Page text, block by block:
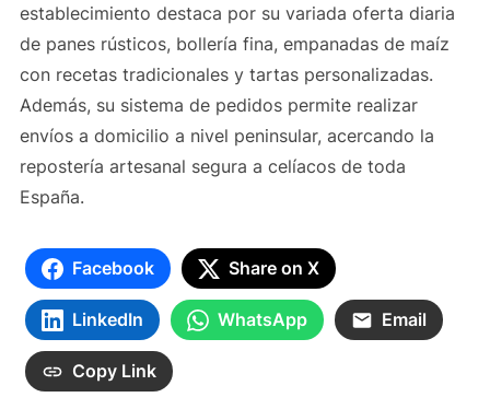
establecimiento destaca por su variada oferta diaria
de panes rústicos, bollería fina, empanadas de maíz
con recetas tradicionales y tartas personalizadas.
Además, su sistema de pedidos permite realizar
envíos a domicilio a nivel peninsular, acercando la
repostería artesanal segura a celíacos de toda
España.
Facebook Share on X
LinkedIn WhatsApp Email
Copy Link